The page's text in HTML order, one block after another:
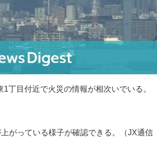
丁目付近で火災の情報が相次いでいる。
がっている様子が確認できる。（JX通信